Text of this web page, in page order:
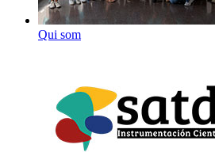
Qui som